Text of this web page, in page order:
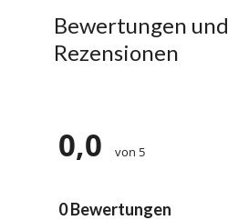
Bewertungen und
Rezensionen
0,0 von 5
0 Bewertungen